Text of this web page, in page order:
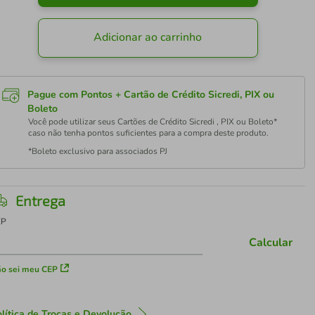
Adicionar ao carrinho
Pague com Pontos + Cartão de Crédito Sicredi, PIX ou
Boleto
Você pode utilizar seus Cartões de Crédito Sicredi , PIX ou Boleto*
caso não tenha pontos suficientes para a compra deste produto.
*Boleto exclusivo para associados PJ
Entrega
sei meu CEP
Calcular